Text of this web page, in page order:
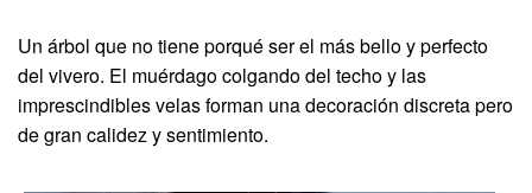
Un árbol que no tiene porqué ser el más bello y perfecto
del vivero. El muérdago colgando del techo y las
imprescindibles velas forman una decoración discreta pero
de gran calidez y sentimiento.